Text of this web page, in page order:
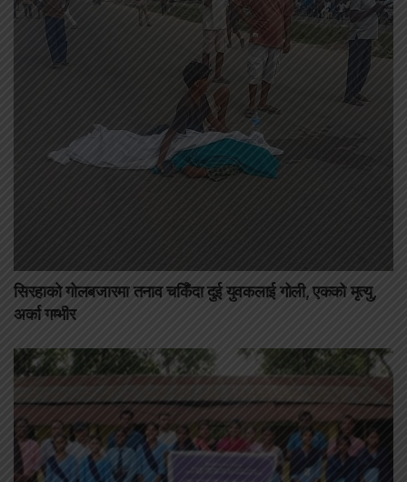
सिरहाको गोलबजारमा तनाव चर्किँदा दुई युवकलाई गोली, एकको मृत्यु,
अर्का गम्भीर